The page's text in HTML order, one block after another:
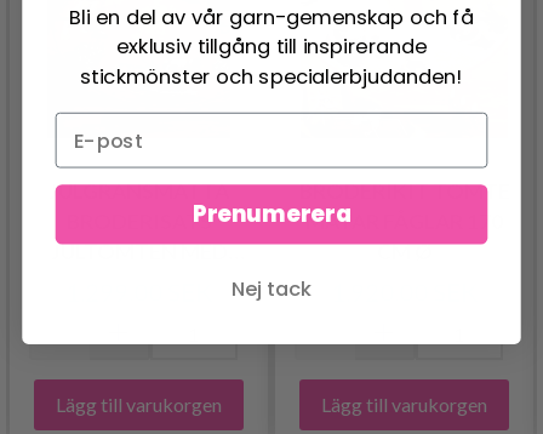
JULGRANSMATTA
BRODERISATS
JULTOMTEN MED
Lägg till varukorgen
BRODERIKIT TOMTE
MATAR FÅGLAR 170
CM Ø
Lägg till varukorgen
Bli en del av vår garn-gemenskap och få
exklusiv tillgång till inspirerande
stickmönster och specialerbjudanden!
Prenumerera
Nej tack